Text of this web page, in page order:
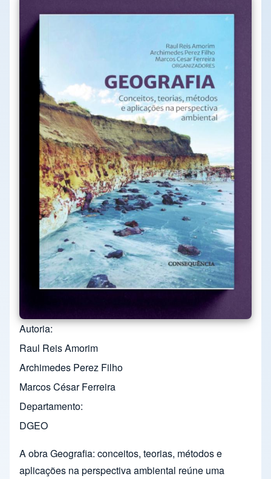
Autoria
Raul Reis Amorim
Archimedes Perez Filho
Marcos César Ferreira
Departamento
DGEO
A obra Geografia: conceitos, teorias, métodos e
aplicações na perspectiva ambiental reúne uma